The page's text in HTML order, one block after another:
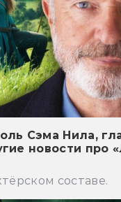
Сэма Нила,
новости про
составе.